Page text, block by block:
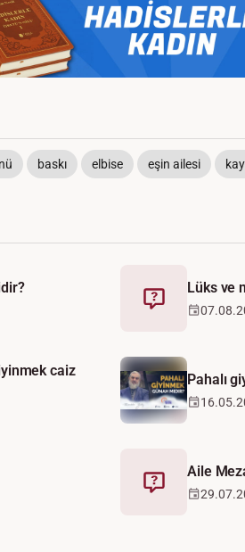
baskı elbise eşin ailesi
Fetva
Lüks ve
caiz
Video
Pahalı
Fetva
Aile